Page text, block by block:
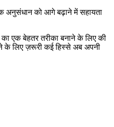
अनुसंधान को आगे बढ़ाने में सहायता
एक बेहतर तरीका बनाने के लिए की
के लिए ज़रूरी कई हिस्से अब अपनी